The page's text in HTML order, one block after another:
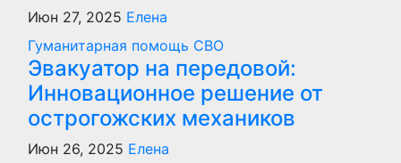
Июн 27, 2025 Елена
Гуманитарная помощь СВО
Эвакуатор на передовой:
Инновационное решение от
острогожских механиков
Июн 26, 2025 Елена